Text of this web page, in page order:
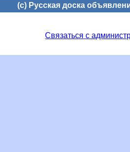
(c) Русская доска
Связаться с